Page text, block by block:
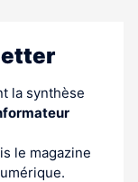
la synthèse
le magazine